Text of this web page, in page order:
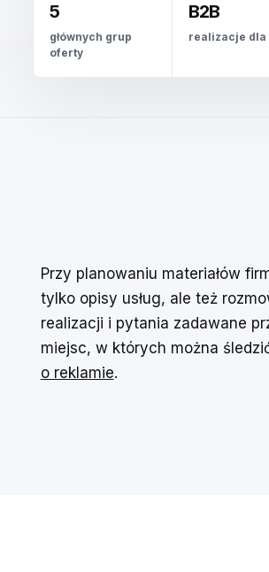
5
głównych grup
oferty
B2B
realizacje dla
Przy planowaniu materiałów
tylko opisy usług, ale też
realizacji i pytania zadawane
miejsc, w których można
o reklamie.